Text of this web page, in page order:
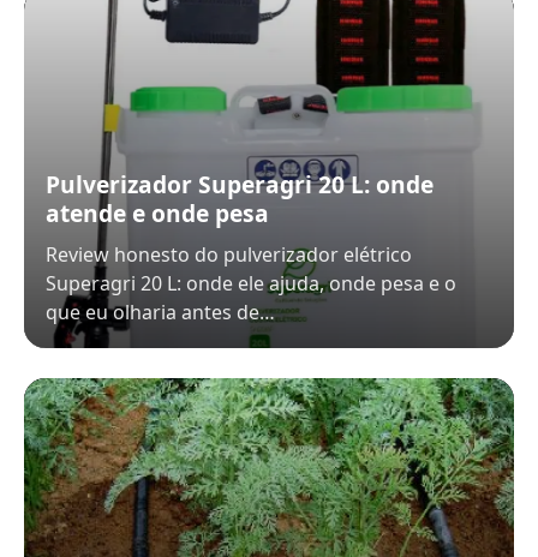
Pulverizador Superagri 20 L: onde
atende e onde pesa
Review honesto do pulverizador elétrico
Superagri 20 L: onde ele ajuda, onde pesa e o
que eu olharia antes de…